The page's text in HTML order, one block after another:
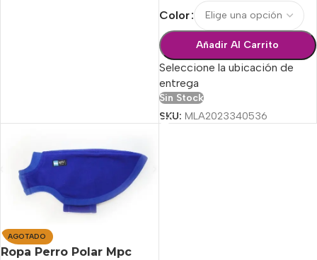
Color
Añadir Al Carrito
Seleccione la ubicación de
entrega
Sin Stock
SKU: MLA2023340536
AGOTADO
Ropa Perro Polar Mpc